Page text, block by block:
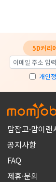
5D커리
개인
맘잡고·맘이랜
공지사항
FAQ
제휴·문의